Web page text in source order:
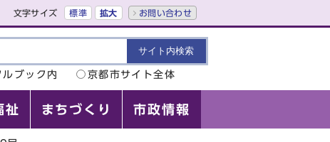
文字サイズ 標準 拡大 お問い合わせ
ルブック内
京都市サイト全体
祉 まちづくり 市政情報